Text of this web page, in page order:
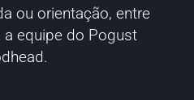
ou orientação, entre
equipe do Pogust